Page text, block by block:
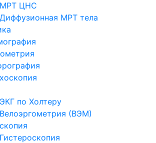
МРТ ЦНС
Диффузионная МРТ тела
ЭКГ по Холтеру
Велоэргометрия (ВЭМ)
Гистероскопия